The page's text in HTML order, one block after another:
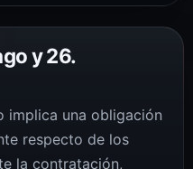
y 26.
implica una obligación
respecto de los
la contratación,